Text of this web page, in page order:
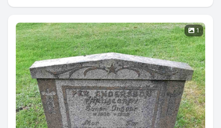
1